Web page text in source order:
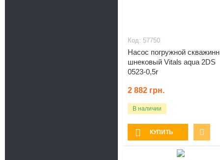
57750
Насос погружной
шнековый Vitals aqua 2DS
0523-0,5r
2 882 грн.
В наличии
КУПИТЬ